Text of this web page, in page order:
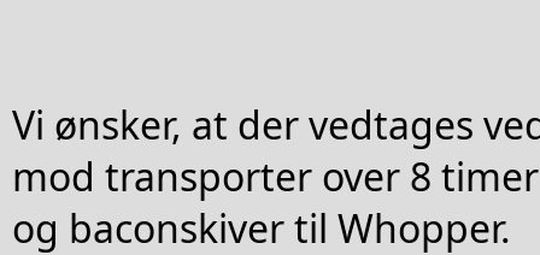
Vi ønsker, at der vedtages
mod transporter over 8
og baconskiver til Whopper.